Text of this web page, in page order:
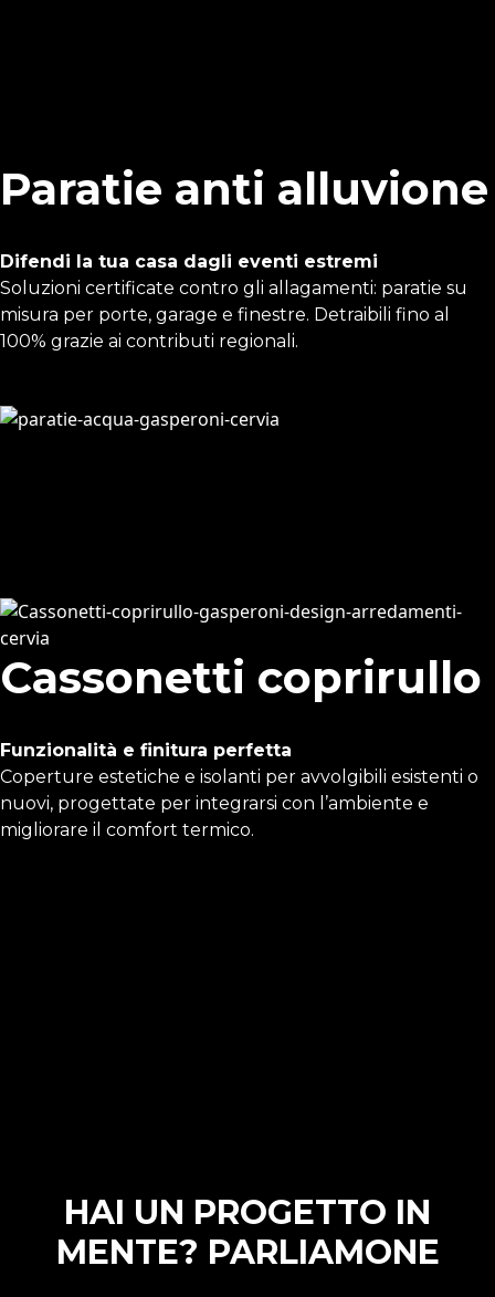
Paratie anti alluvione
Difendi la tua casa dagli eventi estremi
Soluzioni certificate contro gli allagamenti: paratie su
misura per porte, garage e finestre. Detraibili fino al
100% grazie ai contributi regionali.
Cassonetti coprirullo
Funzionalità e finitura perfetta
Coperture estetiche e isolanti per avvolgibili esistenti o
nuovi, progettate per integrarsi con l’ambiente e
migliorare il comfort termico.
HAI UN PROGETTO IN
MENTE? PARLIAMONE